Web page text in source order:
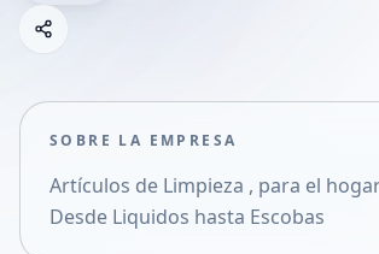
Compartir empresa
Compartir en X
SOBRE LA EMPRESA
Artículos de Limpieza , para el
Desde Liquidos hasta Escobas